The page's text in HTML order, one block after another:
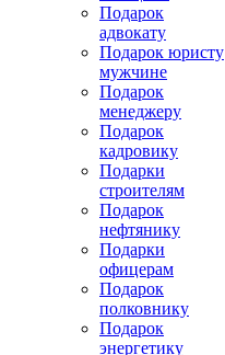
Подарок
адвокату
Подарок юристу
мужчине
Подарок
менеджеру
Подарок
кадровику
Подарки
строителям
Подарок
нефтянику
Подарки
офицерам
Подарок
полковнику
Подарок
энергетику